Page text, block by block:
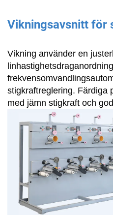
Vikningsavsnitt för
Vikning använder en
stigkraftreglering. Färdiga
med jämn stigkraft och